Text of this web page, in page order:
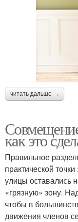
читать дальше →
как это
Правильное
практической
улицы оставались
«грязную» зону.
чтобы в
движения членов